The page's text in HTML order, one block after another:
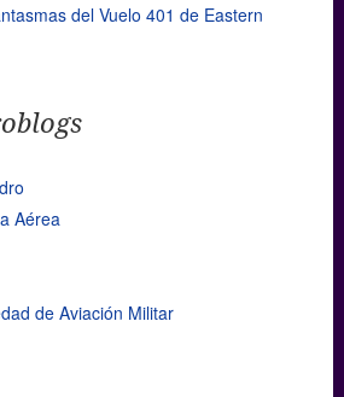
del Vuelo 401 de Eastern
Aérea
de Aviación Militar